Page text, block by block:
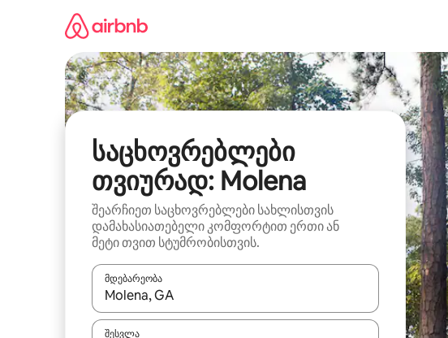
საცხოვრებლები
თვიურად: Molena
შეარჩიეთ საცხოვრებლები სახლისთვის
დამახასიათებელი კომფორტით ერთი ან
მეტი თვით სტუმრობისთვის.
მდებარეობა
როცა შედეგები ხელმისაწვდომი გახდება, ნავიგაციისთვის
შესვლა